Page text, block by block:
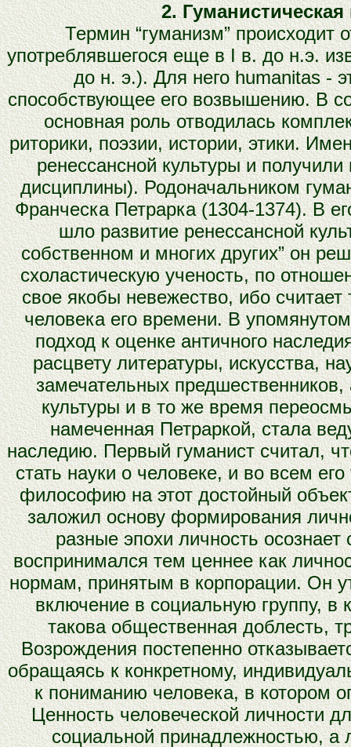
2.
Термин “гуманизм” происходит
употреблявшегося еще в I в. до н.э.
до н. э.). Для него humanitas -
способствующее его возвышению. В
основная роль отводилась
риторики, поэзии, истории, этики.
ренессансной культуры и
дисциплины). Родоначальником
Франческа Петрарка (1304-1374). В
шло развитие ренессансной
собственном и многих других” он
схоластическую ученость, по
свое якобы невежество, ибо
человека его времени. В
подход к оценке античного
расцвету литературы, искусства,
замечательных
культуры и в то же время
намеченная Петраркой, стала
наследию. Первый гуманист считал,
стать науки о человеке, и во всем
философию на этот достойный
заложил основу формирования
разные эпохи личность
воспринимался тем ценнее как
нормам, принятым в корпорации. Он
включение в социальную группу, в
такова общественная доблесть,
Возрождения постепенно
обращаясь к конкретному,
к пониманию человека, в котором
Ценность человеческой личности
социальной принадлежностью, а